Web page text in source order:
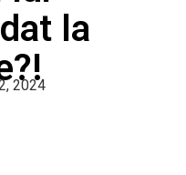
la
2024